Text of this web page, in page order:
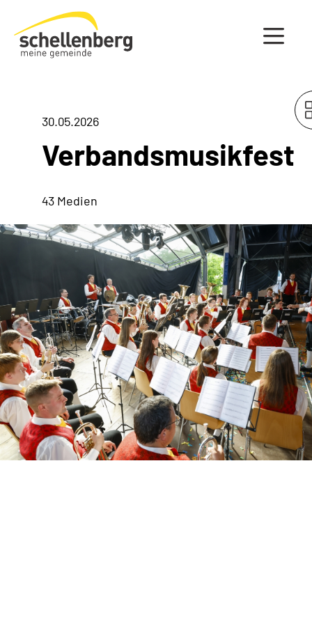
Gemeinde Schellenberg Startseite
30.05.2026
Verbandsmusikfest
43 Medien